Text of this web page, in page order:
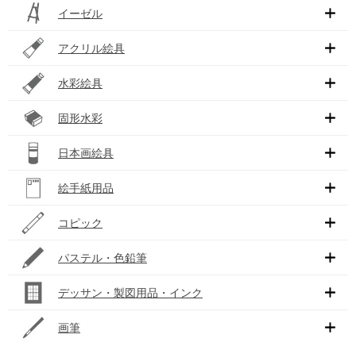
イーゼル
アクリル絵具
水彩絵具
固形水彩
日本画絵具
絵手紙用品
コピック
パステル・色鉛筆
デッサン・製図用品・インク
画筆